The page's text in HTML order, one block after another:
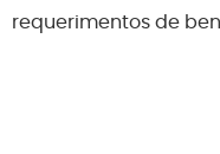
requerimentos de